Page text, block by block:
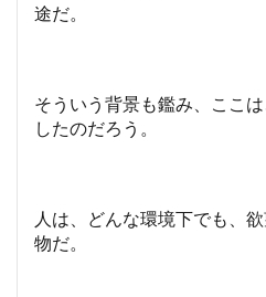
途だ。
そういう背景も鑑み、ここ
したのだろう。
人は、どんな環境下でも、
物だ。